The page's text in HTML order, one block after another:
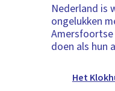
Nederland is
ongelukken
doen als hun
Het